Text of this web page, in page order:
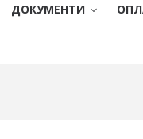
ДОКУМЕНТИ